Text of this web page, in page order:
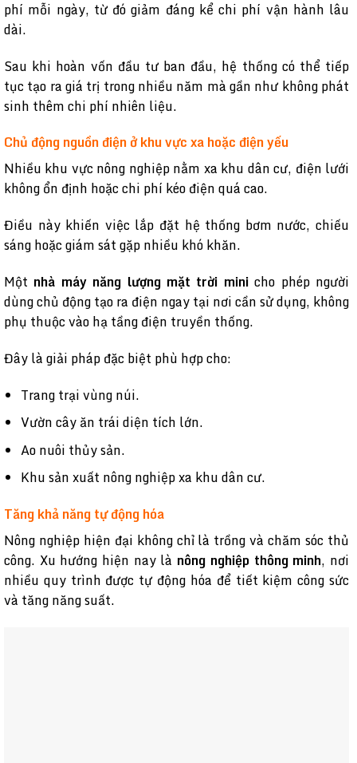
phí mỗi ngày, từ đó giảm đáng kể chi phí vận hành lâu
dài.
Sau khi hoàn vốn đầu tư ban đầu, hệ thống có thể tiếp
tục tạo ra giá trị trong nhiều năm mà gần như không phát
sinh thêm chi phí nhiên liệu.
Chủ động nguồn điện ở khu vực xa hoặc điện yếu
Nhiều khu vực nông nghiệp nằm xa khu dân cư, điện lưới
không ổn định hoặc chi phí kéo điện quá cao.
Điều này khiến việc lắp đặt hệ thống bơm nước, chiếu
sáng hoặc giám sát gặp nhiều khó khăn.
Một nhà máy năng lượng mặt trời minicho phép người
dùng chủ động tạo ra điện ngay tại nơi cần sử dụng, không
phụ thuộc vào hạ tầng điện truyền thống.
Đây là giải pháp đặc biệt phù hợp cho:
Trang trại vùng núi.
Vườn cây ăn trái diện tích lớn.
Ao nuôi thủy sản.
Khu sản xuất nông nghiệp xa khu dân cư.
Tăng khả năng tự động hóa
Nông nghiệp hiện đại không chỉ là trồng và chăm sóc thủ
công. Xu hướng hiện nay là nông nghiệp thông minh, nơi
nhiều quy trình được tự động hóa để tiết kiệm công sức
và tăng năng suất.